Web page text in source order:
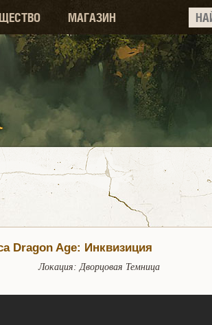
МАГАЗИН
Dragon Age: Инквизиция
Локация: Дворцовая Темница